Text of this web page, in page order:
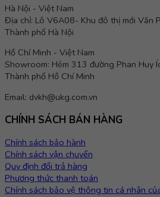
Hà Nội - Việt Nam
Địa chỉ: Lô V6A08- Khu đô thị mới Văn
Thành phố Hà Nội
Hồ Chí Minh - Việt Nam
Showroom: Hẻm 313 đường Phan Huy
Thành phố Hồ Chí Minh
Email: dvkh@ukg.com.vn
CHÍNH SÁCH BÁN HÀNG
Chính sách bảo hành
Chính sách vận chuyển
Quy định đổi trả hàng
Phương thức thanh toán
Chính sách bảo vệ thông tin cá nhân